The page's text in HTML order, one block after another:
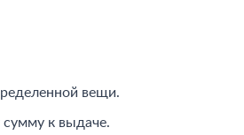
вещи.
к выдаче.